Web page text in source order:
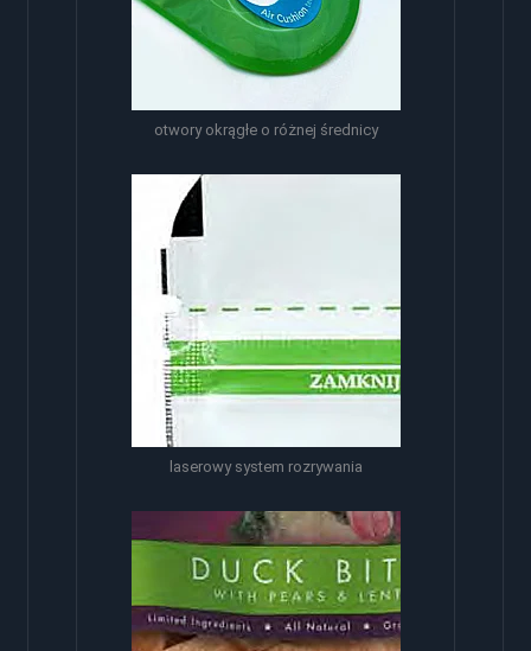
otwory okrągłe o różnej średnicy
laserowy system rozrywania